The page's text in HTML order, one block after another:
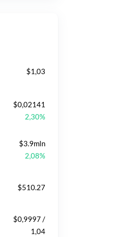
$1,03
$0,02141
2,30%
$3.9mln
2,08%
$510.27
$0,9997 /
1,04